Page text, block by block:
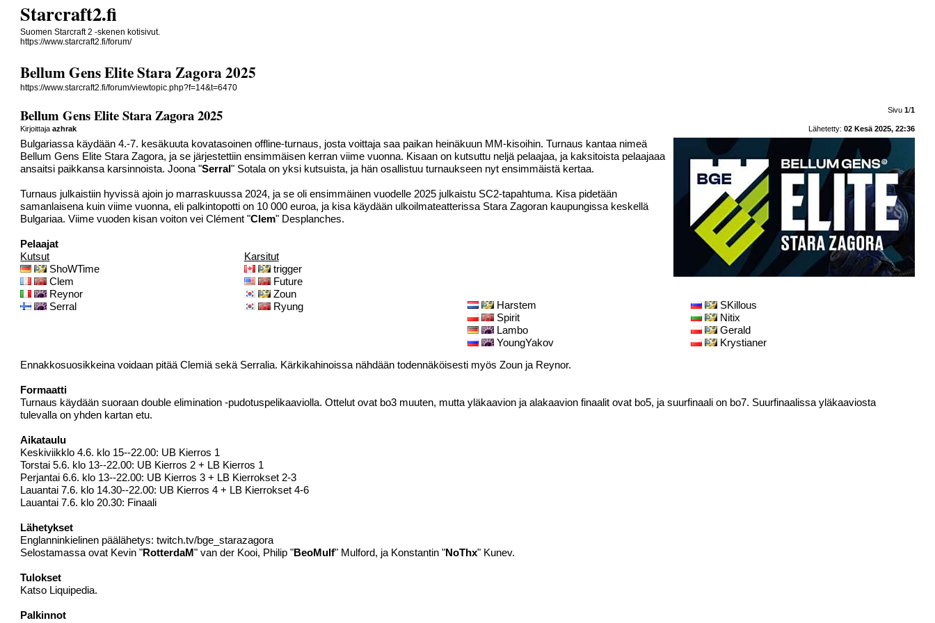
Starcraft2.fi
Suomen Starcraft 2 -skenen kotisivut.
https://www.starcraft2.fi/forum/
Bellum Gens Elite Stara Zagora 2025
https://www.starcraft2.fi/forum/viewtopic.php?f=14&t=6470
Sivu 1/1
Bellum Gens Elite Stara Zagora 2025
Lähetetty: 02 Kesä 2025, 22:36
Kirjoittajaazhrak
Bulgariassa käydään 4.-7. kesäkuuta kovatasoinen offline-turnaus, josta voittaja saa paikan heinäkuun MM-kisoihin. Turnaus kantaa nimeä
Bellum Gens Elite Stara Zagora, ja se järjestettiin ensimmäisen kerran viime vuonna. Kisaan on kutsuttu neljä pelaajaa, ja kaksitoista pelaajaaa
ansaitsi paikkansa karsinnoista. Joona "Serral" Sotala on yksi kutsuista, ja hän osallistuu turnaukseen nyt ensimmäistä kertaa.
Turnaus julkaistiin hyvissä ajoin jo marraskuussa 2024, ja se oli ensimmäinen vuodelle 2025 julkaistu SC2-tapahtuma. Kisa pidetään
samanlaisena kuin viime vuonna, eli palkintopotti on 10 000 euroa, ja kisa käydään ulkoilmateatterissa Stara Zagoran kaupungissa keskellä
Bulgariaa.Viime vuoden kisan voiton vei Clément "Clem" Desplanches.
Pelaajat
Kutsut
ShoWTime
Clem
Reynor
Serral
Karsitut
trigger
Future
Zoun
Ryung
Harstem
Spirit
Lambo
YoungYakov
SKillous
Nitix
Gerald
Krystianer
Ennakkosuosikkeina voidaan pitää Clemiä sekä Serralia. Kärkikahinoissa nähdään todennäköisesti myös Zoun ja Reynor.
Formaatti
Turnaus käydään suoraan double elimination -pudotuspelikaaviolla. Ottelut ovat bo3 muuten, mutta yläkaavion ja alakaavion finaalit ovat bo5, ja suurfinaali on bo7. Suurfinaalissa yläkaaviosta
tulevalla on yhden kartan etu.
Aikataulu
Keskiviikklo 4.6. klo 15--22.00: UB Kierros 1
Torstai 5.6. klo 13--22.00: UB Kierros 2 + LB Kierros 1
Perjantai 6.6. klo 13--22.00: UB Kierros 3 + LB Kierrokset 2-3
Lauantai 7.6. klo 14.30--22.00: UB Kierros 4 + LB Kierrokset 4-6
Lauantai 7.6. klo 20.30: Finaali
Lähetykset
Englanninkielinen päälähetys:twitch.tv/bge_starazagora
Selostamassa ovat Kevin "RotterdaM" van der Kooi, Philip "BeoMulf" Mulford, ja Konstantin "NoThx" Kunev.
Tulokset
Katso Liquipedia.
Palkinnot